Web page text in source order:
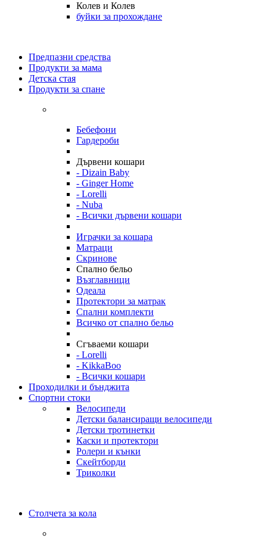
Колев и Колев
буйки за прохождане
Предпазни средства
Продукти за мама
Детска стая
Продукти за спане
Бебефони
Гардероби
Дървени кошари
- Dizain Baby
- Ginger Home
- Lorelli
- Nuba
- Всички дървени кошари
Играчки за кошара
Матраци
Скринове
Спално бельо
Възглавници
Одеала
Протектори за матрак
Спални комплекти
Всичко от спално бельо
Сгъваеми кошари
- Lorelli
- KikkaBoo
- Всички кошари
Проходилки и бънджита
Спортни стоки
Велосипеди
Детски балансиращи велосипеди
Детски тротинетки
Каски и протектори
Ролери и кънки
Скейтборди
Триколки
Столчета за кола